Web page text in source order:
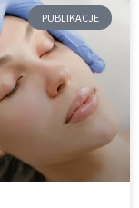
PUBLIKACJE